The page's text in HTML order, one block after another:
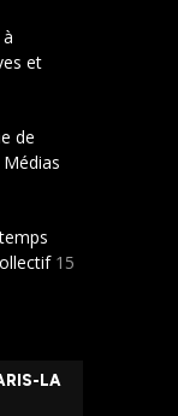
et
de
15
LA